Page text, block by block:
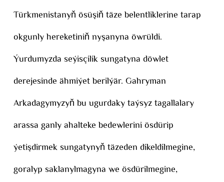
Türkmenistanyň ösüşiň täze belentliklerine tarap
okgunly hereketiniň nyşanyna öwrüldi.
Ýurdumyzda seýisçilik sungatyna döwlet
derejesinde ähmiýet berilýär. Gahryman
Arkadagymyzyň bu ugurdaky taýsyz tagallalary
arassa ganly ahalteke bedewlerini ösdürip
ýetişdirmek sungatynyň täzeden dikeldilmegine,
goralyp saklanylmagyna we ösdürilmegine,